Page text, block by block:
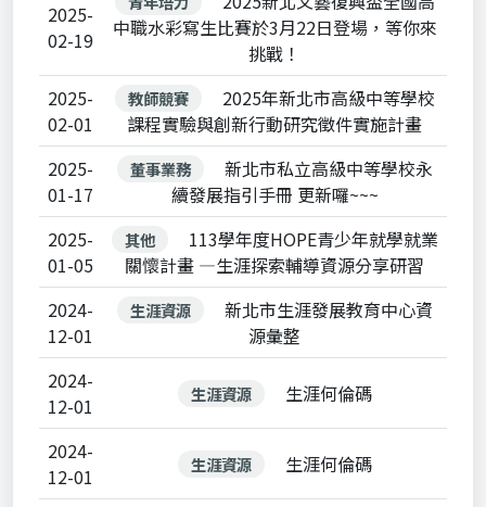
2025-
02-19
中職水彩寫生比賽於3月22日登場，等你來
挑戰！
2025-
02-01
教師競賽
2025年新北市高級中等學校
課程實驗與創新行動研究徵件實施計畫
2025-
01-17
董事業務
新北市私立高級中等學校永
續發展指引手冊 更新囉~~~
2025-
01-05
其他
113學年度HOPE青少年就學就業
關懷計畫 —生涯探索輔導資源分享研習
2024-
12-01
生涯資源
新北市生涯發展教育中心資
源彙整
2024-
12-01
生涯資源 生涯何倫碼
2024-
12-01
生涯資源 生涯何倫碼